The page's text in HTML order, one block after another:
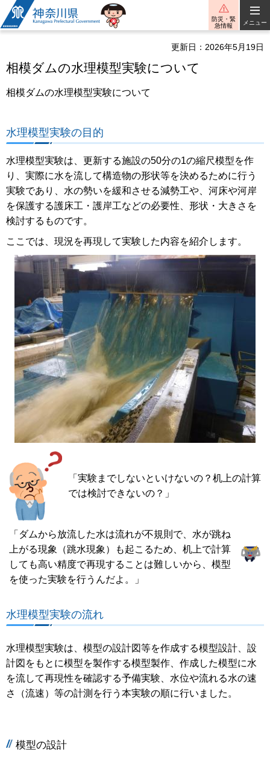
神奈川県
防災・緊
急情報
メニュー
更新日：2026年5月19日
相模ダムの水理模型実験について
相模ダムの水理模型実験について
水理模型実験の目的
水理模型実験は、更新する施設の50分の1の縮尺模型を作
り、実際に水を流して構造物の形状等を決めるために行う
実験であり、水の勢いを緩和させる減勢工や、河床や河岸
を保護する護床工・護岸工などの必要性、形状・大きさを
検討するものです。
ここでは、現況を再現して実験した内容を紹介します。
「実験までしないといけないの？机上の計算
では検討できないの？」
「ダムから放流した水は流れが不規則で、水が跳ね
上がる現象（跳水現象）も起こるため、机上で計算
しても高い精度で再現することは難しいから、模型
を使った実験を行うんだよ。」
水理模型実験の流れ
水理模型実験は、模型の設計図等を作成する模型設計、設
計図をもとに模型を製作する模型製作、作成した模型に水
を流して再現性を確認する予備実験、水位や流れる水の速
さ（流速）等の計測を行う本実験の順に行いました。
模型の設計